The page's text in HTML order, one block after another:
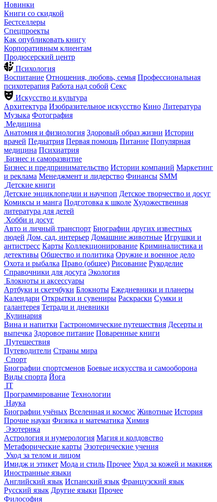
Новинки
Книги со скидкой
Бестселлеры
Спецпроекты
Как опубликовать книгу
Корпоративным клиентам
Продюсерский центр
Психология
Воспитание Отношения, любовь, семья Профессиональная
психотерапия Работа над собой Секс
Искусство и культура
Архитектура Изобразительное искусство Кино Литература
Музыка Фотография
Медицина
Анатомия и физиология Здоровый образ жизни Истории
врачей Педиатрия Первая помощь Питание Популярная
медицина Психиатрия
Бизнес и саморазвитие
Бизнес и предпринимательство Истории компаний Маркетинг
и реклама Менеджмент и лидерство Финансы SMM
Детские книги
Детские энциклопедии и научпоп Детское творчество и досуг
Комиксы и манга Подготовка к школе Художественная
литература для детей
Хобби и досуг
Авто и личный транспорт Биографии других известных
людей Дом, сад, интерьер Домашние животные Игрушки и
антистресс Карты Коллекционирование Криминалистика и
детективы Общество и политика Оружие и военное дело
Охота и рыбалка Право (общее) Рисование Рукоделие
Справочники для досуга Экология
Блокноты и аксессуары
Артбуки и скетчбуки Блокноты Ежедневники и планеры
Календари Открытки и сувениры Раскраски Сумки и
галантерея Тетради и дневники
Кулинария
Вина и напитки Гастрономические путешествия Десерты и
выпечка Здоровое питание Поваренные книги
Путешествия
Путеводители Страны мира
Спорт
Биографии спортсменов Боевые искусства и самооборона
Виды спорта Йога
IT
Программирование Технологии
Наука
Биографии учёных Вселенная и космос Животные История
Прочие науки Физика и математика Химия
Эзотерика
Астрология и нумерология Магия и колдовство
Метафорические карты Эзотерические учения
Уход за телом и лицом
Имидж и этикет Мода и стиль Прочее Уход за кожей и макияж
Иностранные языки
Английский язык Испанский язык Французский язык
Русский язык Другие языки Прочее
Философия